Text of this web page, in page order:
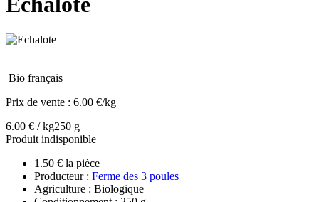
Bio français
Prix de vente : 6.00 €/kg
6.00 € / kg250 g
Produit indisponible
1.50 € la pièce
Producteur : Ferme des 3 poules
Agriculture : Biologique